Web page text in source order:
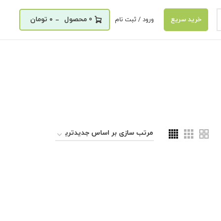
خرید سریع ورود / ثبت نام 0
_ ۰ تومان